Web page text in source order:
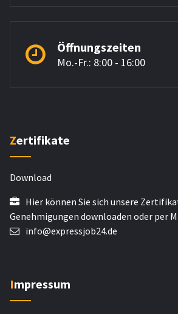
Öffnungszeiten
Mo.-Fr.: 8:00 - 16:00
Zertifikate
Download
Hier können Sie sich unsere
Genehmigungen downloaden oder per
info@expressjob24.de
Impressum